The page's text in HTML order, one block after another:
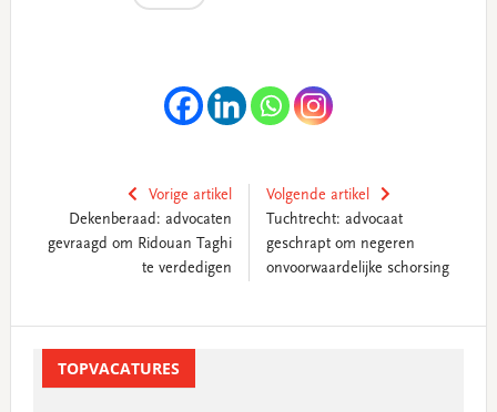
Vorige artikel
Dekenberaad: advocaten
gevraagd om Ridouan Taghi
te verdedigen
Volgende artikel
Tuchtrecht: advocaat
geschrapt om negeren
onvoorwaardelijke schorsing
SidebarTOPVACATURES